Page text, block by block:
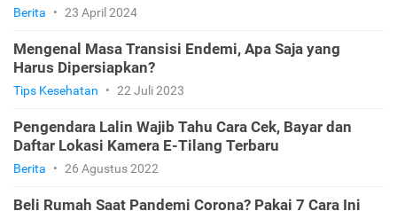
Berita • 23 April 2024
Mengenal Masa Transisi Endemi, Apa Saja yang
Harus Dipersiapkan?
Tips Kesehatan • 22 Juli 2023
Pengendara Lalin Wajib Tahu Cara Cek, Bayar dan
Daftar Lokasi Kamera E-Tilang Terbaru
Berita • 26 Agustus 2022
Beli Rumah Saat Pandemi Corona? Pakai 7 Cara Ini